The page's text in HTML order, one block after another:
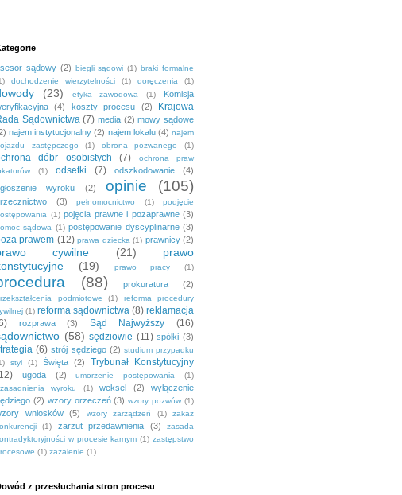
sądowy (2) biegli sądowi (1) braki formalne
dochodzenie wierzytelności (1) doręczenia (1)
(23) etyka zawodowa (1)
Komisja
(4) koszty procesu (2)
Krajowa
Sądownictwa (7) media (2) mowy sądowe
najem instytucjonalny (2) najem lokalu (4) najem
zastępczego
(1) obrona pozwanego (1)
dóbr osobistych (7)
ochrona praw
(1) odsetki (7) odszkodowanie
(4)
wyroku
(2) opinie (105)
(3) pełnomocnictwo (1)
podjęcie
(1) pojęcia prawne i pozaprawne (3)
sądowa (1) postępowanie dyscyplinarne (3)
prawem (12) prawa dziecka (1) prawnicy (2)
cywilne (21)
prawo
(19) prawo pracy (1)
(88) prokuratura (2)
podmiotowe (1)
reforma procedury
(1) reforma sądownictwa (8) reklamacja
rozprawa (3) Sąd Najwyższy (16)
(58) sędziowie (11) spółki (3)
(6) strój sędziego (2) studium przypadku
styl (1) Święta (2)
Trybunał Konstytucyjny
ugoda (2) umorzenie postępowania
(1)
wyroku
(1) weksel (2)
wyłączenie
(2) wzory orzeczeń (3) wzory pozwów (1)
wniosków (5) wzory zarządzeń (1)
zakaz
(1) zarzut przedawnienia (3)
zasada
w procesie karnym (1) zastępstwo
(1) zażalenie (1)
z przesłuchania stron procesu